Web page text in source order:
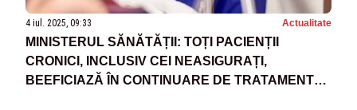
4 iul. 2025, 09:33 Actualitate
MINISTERUL SĂNĂTĂȚII: TOȚI PACIENȚII
CRONICI, INCLUSIV CEI NEASIGURAȚI,
BEEFICIAZĂ ÎN CONTINUARE DE TRATAMENTE